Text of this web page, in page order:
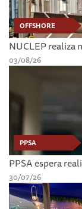
OFFSHORE
NUCLEP realiza
03/08/26
PPSA
PPSA espera
30/07/26